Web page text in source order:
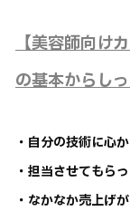
【美容師向け
の基本からし
・自分の技術に心
・担当させてもら
・なかなか売上げ